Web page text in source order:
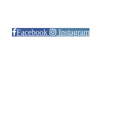
Facebook
Instagram